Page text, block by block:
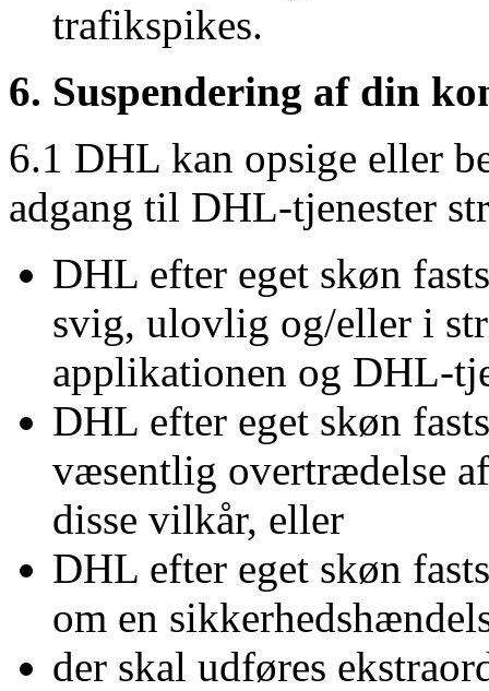
trafikspikes.
6. Suspendering af din
6.1 DHL kan opsige eller
adgang til DHL-tjenester
DHL efter eget skøn
svig, ulovlig og/eller i
applikationen og DHL-
DHL efter eget skøn
væsentlig overtrædelse
disse vilkår, eller
DHL efter eget skøn
om en
der skal udføres